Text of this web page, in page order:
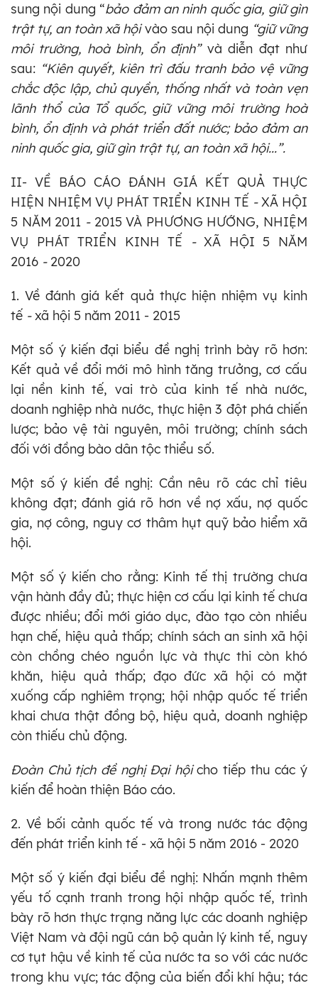
sung nội dung “bảo đảm an ninh quốc gia, giữ gìn
trật tự, an toàn xã hộivào sau nội dung “giữ vững
môi trường, hoà bình, ổn định” và diễn đạt như
sau: “Kiên quyết, kiên trì đấu tranh bảo vệ vững
chắc độc lập, chủ quyền, thống nhất và toàn vẹn
lãnh thổ của Tổ quốc, giữ vững môi trường hoà
bình, ổn định và phát triển đất nước; bảo đảm an
ninh quốc gia, giữ gìn trật tự, an toàn xã hội...”.
II- VỀ BÁO CÁO ĐÁNH GIÁ KẾT QUẢ THỰC
HIỆN NHIỆM VỤ PHÁT TRIỂN KINH TẾ -XÃ HỘI
5 NĂM 2011 - 2015 VÀ PHƯƠNG HƯỚNG, NHIỆM
VỤ PHÁT TRIỂN KINH TẾ -XÃ HỘI 5 NĂM
2016 - 2020
1. Về đánh giá kết quả thực hiện nhiệm vụ kinh
tế -xã hội 5 năm 2011 - 2015
Một số ý kiến đại biểu đề nghị trình bày rõ hơn:
Kết quả về đổi mới mô hình tăng trưởng, cơ cấu
lại nền kinh tế, vai trò của kinh tế nhà nước,
doanh nghiệp nhà nước, thực hiện 3 đột phá chiến
lược; bảo vệ tài nguyên, môi trường; chính sách
đối với đồng bào dân tộc thiểu số.
Một số ý kiến đề nghị: Cần nêu rõ các chỉ tiêu
không đạt; đánh giá rõ hơn về nợ xấu, nợ quốc
gia, nợ công, nguy cơ thâm hụt quỹ bảo hiểm xã
hội.
Một số ý kiến cho rằng: Kinh tế thị trường chưa
vận hành đầy đủ; thực hiện cơ cấu lại kinh tế chưa
được nhiều; đổi mới giáo dục, đào tạo còn nhiều
hạn chế, hiệu quả thấp; chính sách an sinh xã hội
còn chồng chéo nguồn lực và thực thi còn khó
khăn, hiệu quả thấp; đạo đức xã hội có mặt
xuống cấp nghiêm trọng; hội nhập quốc tế triển
khai chưa thật đồng bộ, hiệu quả, doanh nghiệp
còn thiếu chủ động.
Đoàn Chủ tịch đề nghị Đại hội cho tiếp thu các ý
kiến để hoàn thiện Báo cáo.
2. Về bối cảnh quốc tế và trong nước tác động
đến phát triển kinh tế - xã hội 5 năm 2016 - 2020
Một số ý kiến đại biểu đề nghị: Nhấn mạnh thêm
yếu tố cạnh tranh trong hội nhập quốc tế, trình
bày rõ hơn thực trạng năng lực các doanh nghiệp
Việt Nam và đội ngũ cán bộ quản lý kinh tế, nguy
cơ tụt hậu về kinh tế của nước ta so với các nước
trong khu vực; tác động của biến đổi khí hậu; tác